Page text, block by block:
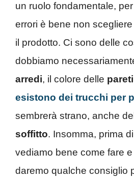
un ruolo fondamentale,
errori è bene non scegliere
il prodotto. Ci sono delle
dobbiamo
arredi, il colore delle pareti
esistono dei trucchi per
sembrerà strano, anche
soffitto. Insomma, prima
vediamo bene come fare
daremo qualche consiglio